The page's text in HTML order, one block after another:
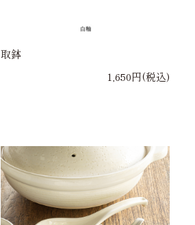
取鉢
1,650円(税込)